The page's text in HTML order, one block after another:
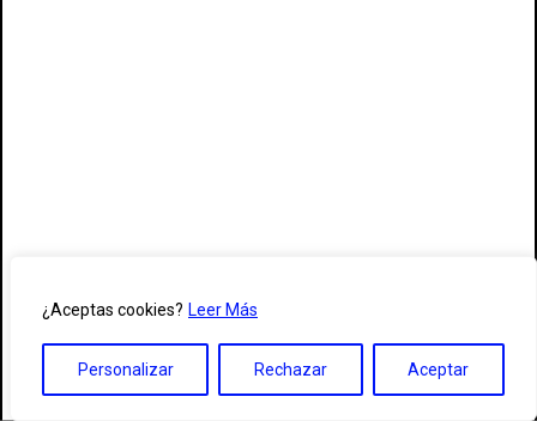
¿Aceptas cookies? Leer Más
Personalizar Rechazar Aceptar